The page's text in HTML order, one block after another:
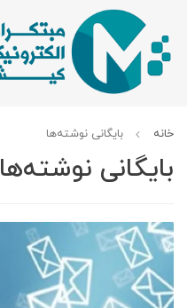
خانه بایگانی نوشته‌ها
بایگانی نوشته‌ها